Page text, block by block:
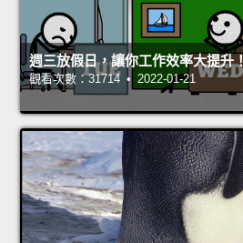
週三放假日，讓你工作效率大提升！
觀看次數：31714 • 2022-01-21